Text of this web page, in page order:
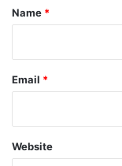
*
Name *
Email *
Website